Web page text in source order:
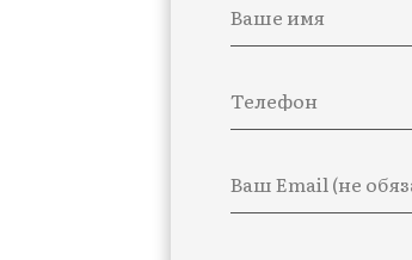
Ваше имя
Телефон
Ваш Email (не